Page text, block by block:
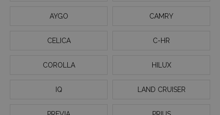
AYGO CAMRY
CELICA C-HR
COROLLA HILUX
IQ LAND CRUISER